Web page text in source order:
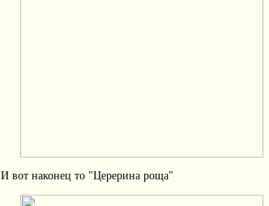
И вот наконец то "Церерина роща"